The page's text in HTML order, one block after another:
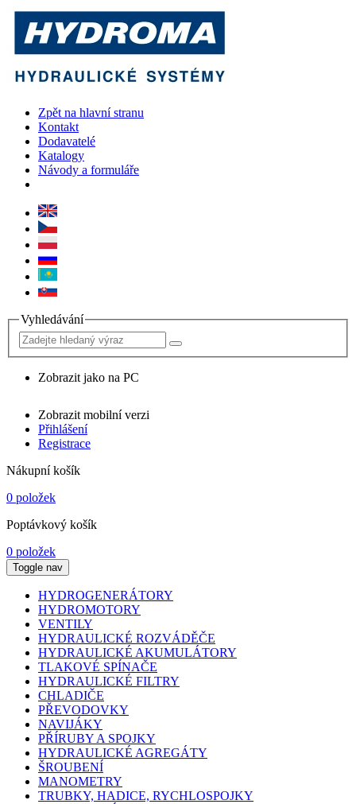
Zpět na hlavní stranu
Kontakt
Dodavatelé
Katalogy
Návody a formuláře
Vyhledávání
Zobrazit jako na PC
Zobrazit mobilní verzi
Přihlášení
Registrace
Nákupní košík
0 položek
Poptávkový košík
0 položek
Toggle nav
HYDROGENERÁTORY
HYDROMOTORY
VENTILY
HYDRAULICKÉ ROZVÁDĚČE
HYDRAULICKÉ AKUMULÁTORY
TLAKOVÉ SPÍNAČE
HYDRAULICKÉ FILTRY
CHLADIČE
PŘEVODOVKY
NAVIJÁKY
PŘÍRUBY A SPOJKY
HYDRAULICKÉ AGREGÁTY
ŠROUBENÍ
MANOMETRY
TRUBKY, HADICE, RYCHLOSPOJKY